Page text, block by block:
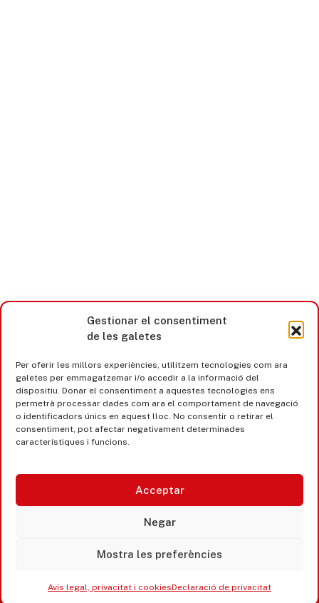
Gestionar el consentiment
de les galetes
Per oferir les millors experiències, utilitzem tecnologies com ara
galetes per emmagatzemar i/o accedir a la informació del
dispositiu. Donar el consentiment a aquestes tecnologies ens
permetrà processar dades com ara el comportament de navegació
o identificadors únics en aquest lloc. No consentir o retirar el
consentiment, pot afectar negativament determinades
característiques i funcions.
Acceptar
Negar
Mostra les preferències
Avís legal, privacitat i cookiesDeclaració de privacitat
Castell d’Aro · Platja d’Aro · S’Agaró
365 www.platjadaro